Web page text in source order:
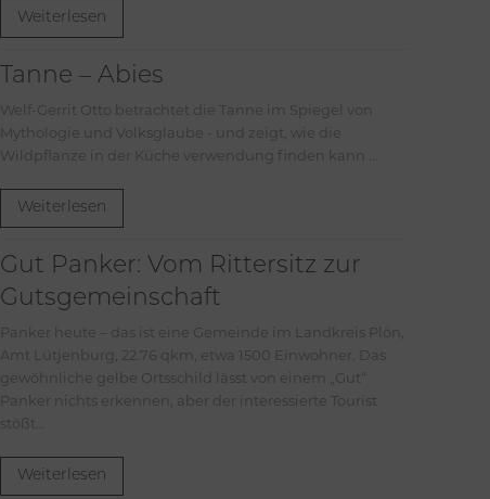
Weiterlesen
Tanne – Abies
Welf-Gerrit Otto betrachtet die Tanne im Spiegel von
Mythologie und Volksglaube - und zeigt, wie die
Wildpflanze in der Küche verwendung finden kann ...
Weiterlesen
Gut Panker: Vom Rittersitz zur
Gutsgemeinschaft
Panker heute – das ist eine Gemeinde im Landkreis Plön,
Amt Lütjenburg, 22.76 qkm, etwa 1500 Einwohner. Das
gewöhnliche gelbe Ortsschild lässt von einem „Gut“
Panker nichts erkennen, aber der interessierte Tourist
stößt...
Weiterlesen